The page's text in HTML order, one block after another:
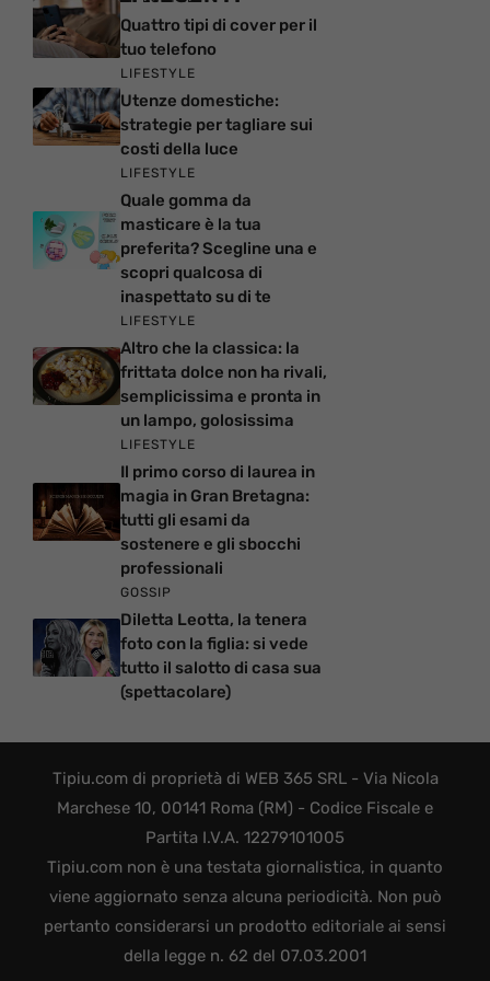
Quattro tipi di cover per il
tuo telefono
LIFESTYLE
Utenze domestiche:
strategie per tagliare sui
costi della luce
LIFESTYLE
Quale gomma da
masticare è la tua
preferita? Scegline una e
scopri qualcosa di
inaspettato su di te
LIFESTYLE
Altro che la classica: la
frittata dolce non ha rivali,
semplicissima e pronta in
un lampo, golosissima
LIFESTYLE
Il primo corso di laurea in
magia in Gran Bretagna:
tutti gli esami da
sostenere e gli sbocchi
professionali
GOSSIP
Diletta Leotta, la tenera
foto con la figlia: si vede
tutto il salotto di casa sua
(spettacolare)
Tipiu.com di proprietà di WEB 365 SRL - Via Nicola
Marchese 10, 00141 Roma (RM) - Codice Fiscale e
Partita I.V.A. 12279101005
Tipiu.com non è una testata giornalistica, in quanto
viene aggiornato senza alcuna periodicità. Non può
pertanto considerarsi un prodotto editoriale ai sensi
della legge n. 62 del 07.03.2001